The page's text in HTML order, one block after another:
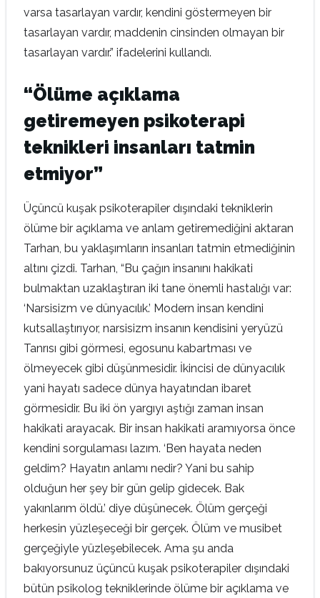
varsa tasarlayan vardır, kendini göstermeyen bir
tasarlayan vardır, maddenin cinsinden olmayan bir
tasarlayan vardır.” ifadelerini kullandı.
“Ölüme açıklama
getiremeyen psikoterapi
teknikleri insanları tatmin
etmiyor”
Üçüncü kuşak psikoterapiler dışındaki tekniklerin
ölüme bir açıklama ve anlam getiremediğini aktaran
Tarhan, bu yaklaşımların insanları tatmin etmediğinin
altını çizdi. Tarhan, “Bu çağın insanını hakikati
bulmaktan uzaklaştıran iki tane önemli hastalığı var:
‘Narsisizm ve dünyacılık.’ Modern insan kendini
kutsallaştırıyor, narsisizm insanın kendisini yeryüzü
Tanrısı gibi görmesi, egosunu kabartması ve
ölmeyecek gibi düşünmesidir. İkincisi de dünyacılık
yani hayatı sadece dünya hayatından ibaret
görmesidir. Bu iki ön yargıyı aştığı zaman insan
hakikati arayacak. Bir insan hakikati aramıyorsa önce
kendini sorgulaması lazım. ‘Ben hayata neden
geldim? Hayatın anlamı nedir? Yani bu sahip
olduğun her şey bir gün gelip gidecek. Bak
yakınlarım öldü.’ diye düşünecek. Ölüm gerçeği
herkesin yüzleşeceği bir gerçek. Ölüm ve musibet
gerçeğiyle yüzleşebilecek. Ama şu anda
bakıyorsunuz üçüncü kuşak psikoterapiler dışındaki
bütün psikolog tekniklerinde ölüme bir açıklama ve